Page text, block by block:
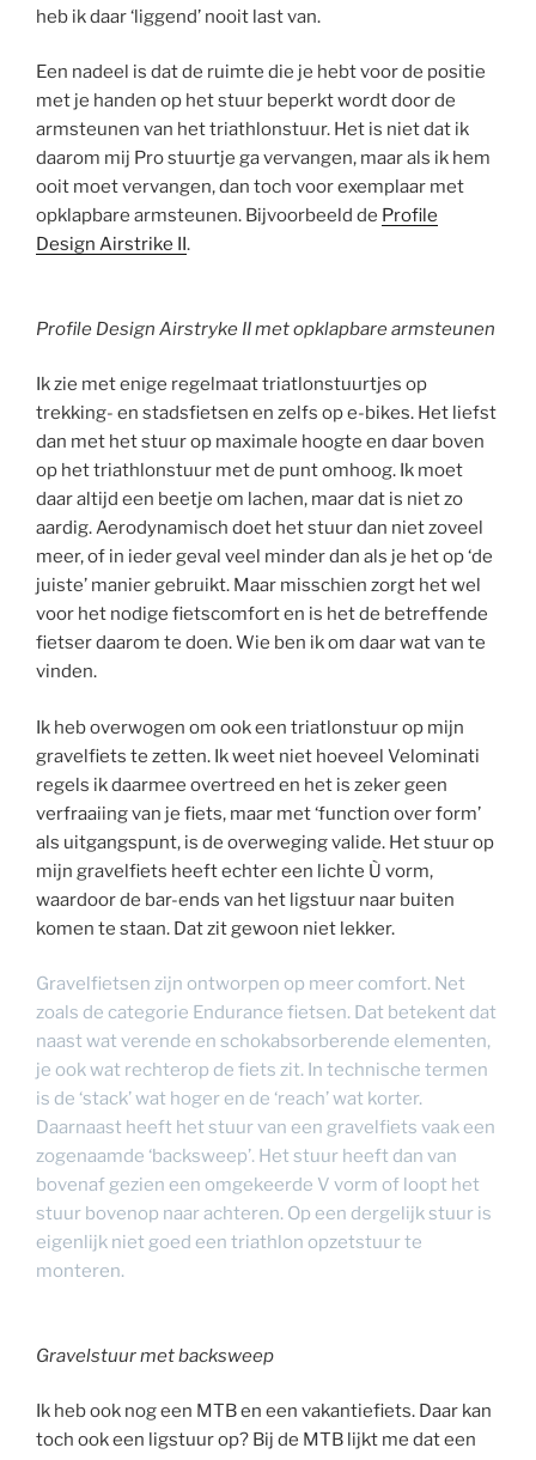
heb ik daar ‘liggend’ nooit last van.
Een nadeel is dat de ruimte die je hebt voor de positie
met je handen op het stuur beperkt wordt door de
armsteunen van het triathlonstuur. Het is niet dat ik
daarom mij Pro stuurtje ga vervangen, maar als ik hem
ooit moet vervangen, dan toch voor exemplaar met
opklapbare armsteunen. Bijvoorbeeld de Profile
Design Airstrike II.
Profile Design Airstryke II met opklapbare armsteunen
Ik zie met enige regelmaat triatlonstuurtjes op
trekking- en stadsfietsen en zelfs op e-bikes. Het liefst
dan met het stuur op maximale hoogte en daar boven
op het triathlonstuur met de punt omhoog. Ik moet
daar altijd een beetje om lachen, maar dat is niet zo
aardig. Aerodynamisch doet het stuur dan niet zoveel
meer, of in ieder geval veel minder dan als je het op ‘de
juiste’ manier gebruikt. Maar misschien zorgt het wel
voor het nodige fietscomfort en is het de betreffende
fietser daarom te doen. Wie ben ik om daar wat van te
vinden.
Ik heb overwogen om ook een triatlonstuur op mijn
gravelfiets te zetten. Ik weet niet hoeveel Velominati
regels ik daarmee overtreed en het is zeker geen
verfraaiing van je fiets, maar met ‘function over form’
als uitgangspunt, is de overweging valide. Het stuur op
mijn gravelfiets heeft echter een lichte Ù vorm,
waardoor de bar-ends van het ligstuur naar buiten
komen te staan. Dat zit gewoon niet lekker.
Gravelfietsen zijn ontworpen op meer comfort. Net
zoals de categorie Endurance fietsen. Dat betekent dat
naast wat verende en schokabsorberende elementen,
je ook wat rechterop de fiets zit. In technische termen
is de ‘stack’ wat hoger en de ‘reach’ wat korter.
Daarnaast heeft het stuur van een gravelfiets vaak een
zogenaamde ‘backsweep’. Het stuur heeft dan van
bovenaf gezien een omgekeerde V vorm of loopt het
stuur bovenop naar achteren. Op een dergelijk stuur is
eigenlijk niet goed een triathlon opzetstuur te
monteren.
Gravelstuur met backsweep
Ik heb ook nog een MTB en een vakantiefiets. Daar kan
toch ook een ligstuur op? Bij de MTB lijkt me dat een